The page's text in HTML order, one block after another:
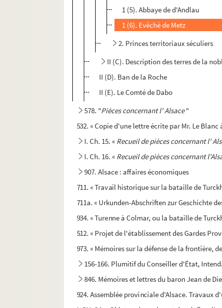
1 (5). Abbaye de d'Andlau
1 (6). Evêché de Metz
2. Princes territoriaux séculiers
II (C). Description des terres de la
II (D). Ban de la Roche
II (E). Le Comté de Dabo
578. "Pièces concernant l'Alsace"
532. « Copie d'une lettre écrite par Mr. Le
I. Ch. 15. « Recueil de pièces concernant l'
I. Ch. 16. « Recueil de pièces concernant
907. Alsace : affaires économiques
711. « Travail historique sur la bataille de
711a. « Urkunden-Abschriften zur Geschichte
934. « Turenne à Colmar, ou la bataille de
512. « Projet de l'établissement des Gardes
973. « Mémoires sur la défense de la frontière,
156-166. Plumitif du Conseiller d'État,
846. Mémoires et lettres du baron Jean de
924. Assemblée provinciale d'Alsace. Travaux